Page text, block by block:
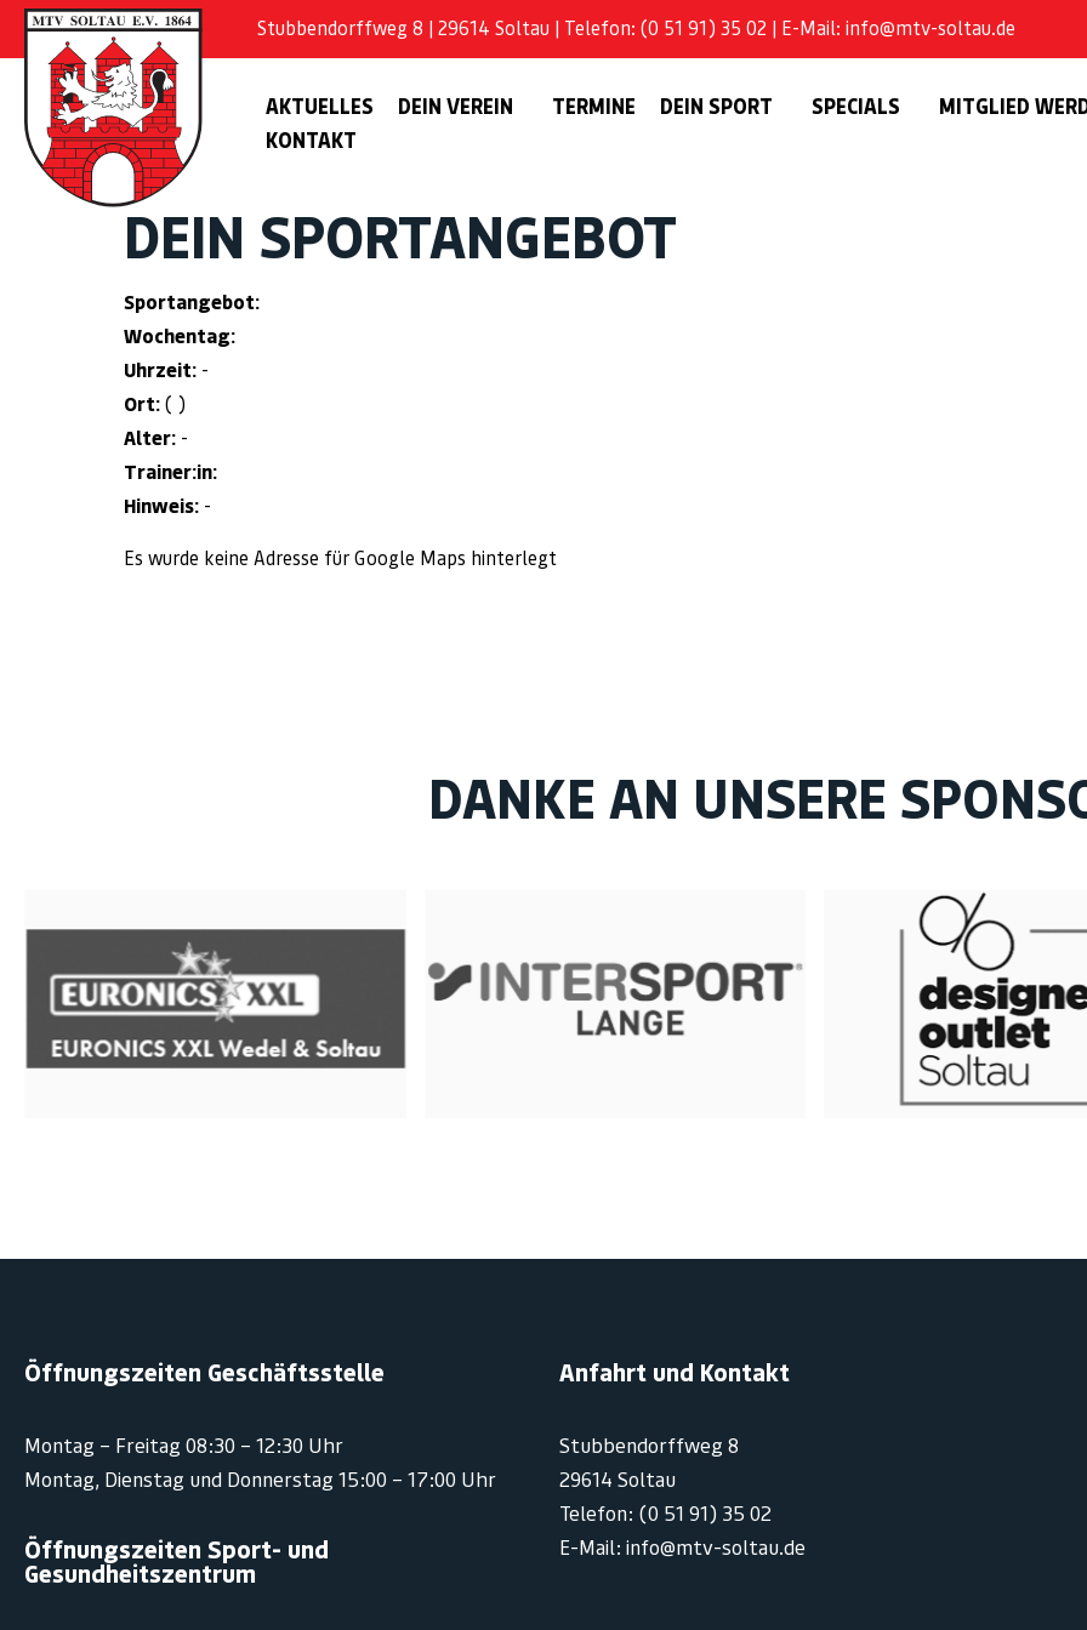
Stubbendorffweg 8 | 29614 Soltau | Telefon: (0 51 91) 35 02 | E-Mail: info@mtv-soltau.de
AKTUELLES DEIN VEREIN TERMINE DEIN SPORT SPECIALS
MITGLIED
KONTAKT
DEIN SPORTANGEBOT
Sportangebot:
Wochentag:
Uhrzeit: -
Ort: ( )
Alter: -
Trainer:in:
Hinweis: -
Es wurde keine Adresse für Google Maps hinterlegt
DANKE AN UNSERE
Öffnungszeiten Geschäftsstelle
Montag – Freitag 08:30 – 12:30 Uhr
Montag, Dienstag und Donnerstag 15:00 – 17:00 Uhr
Öffnungszeiten Sport- und
Gesundheitszentrum
Anfahrt und Kontakt
Stubbendorffweg 8
29614 Soltau
Telefon: (0 51 91) 35 02
E-Mail: info@mtv-soltau.de